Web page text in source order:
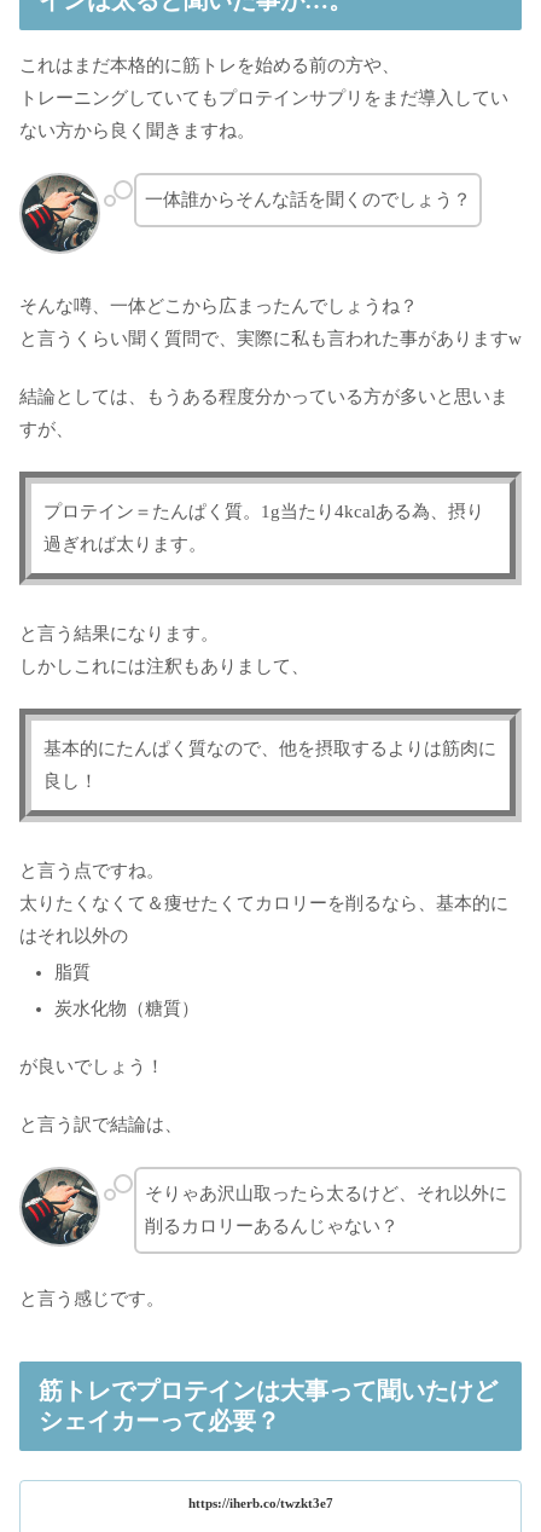
これはまだ本格的に筋トレを始める前の方や、
トレーニングしていてもプロテインサプリをまだ導入してい
ない方から良く聞きますね。
一体誰からそんな話を聞くのでしょう？
そんな噂、一体どこから広まったんでしょうね？
と言うくらい聞く質問で、実際に私も言われた事がありますw
結論としては、もうある程度分かっている方が多いと思いま
すが、
プロテイン＝たんぱく質。1g当たり4kcalある為、摂り
過ぎれば太ります。
と言う結果になります。
しかしこれには注釈もありまして、
基本的にたんぱく質なので、他を摂取するよりは筋肉に
良し！
と言う点ですね。
太りたくなくて＆痩せたくてカロリーを削るなら、基本的に
はそれ以外の
脂質
炭水化物（糖質）
が良いでしょう！
と言う訳で結論は、
そりゃあ沢山取ったら太るけど、それ以外に
削るカロリーあるんじゃない？
と言う感じです。
筋トレでプロテインは大事って聞いたけど
シェイカーって必要？
https://iherb.co/twzkt3e7